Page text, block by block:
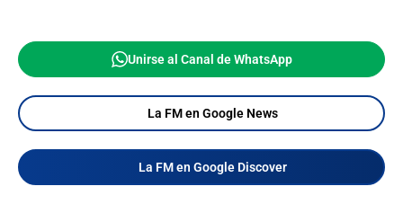
Unirse al Canal de WhatsApp
La FM en Google News
La FM en Google Discover